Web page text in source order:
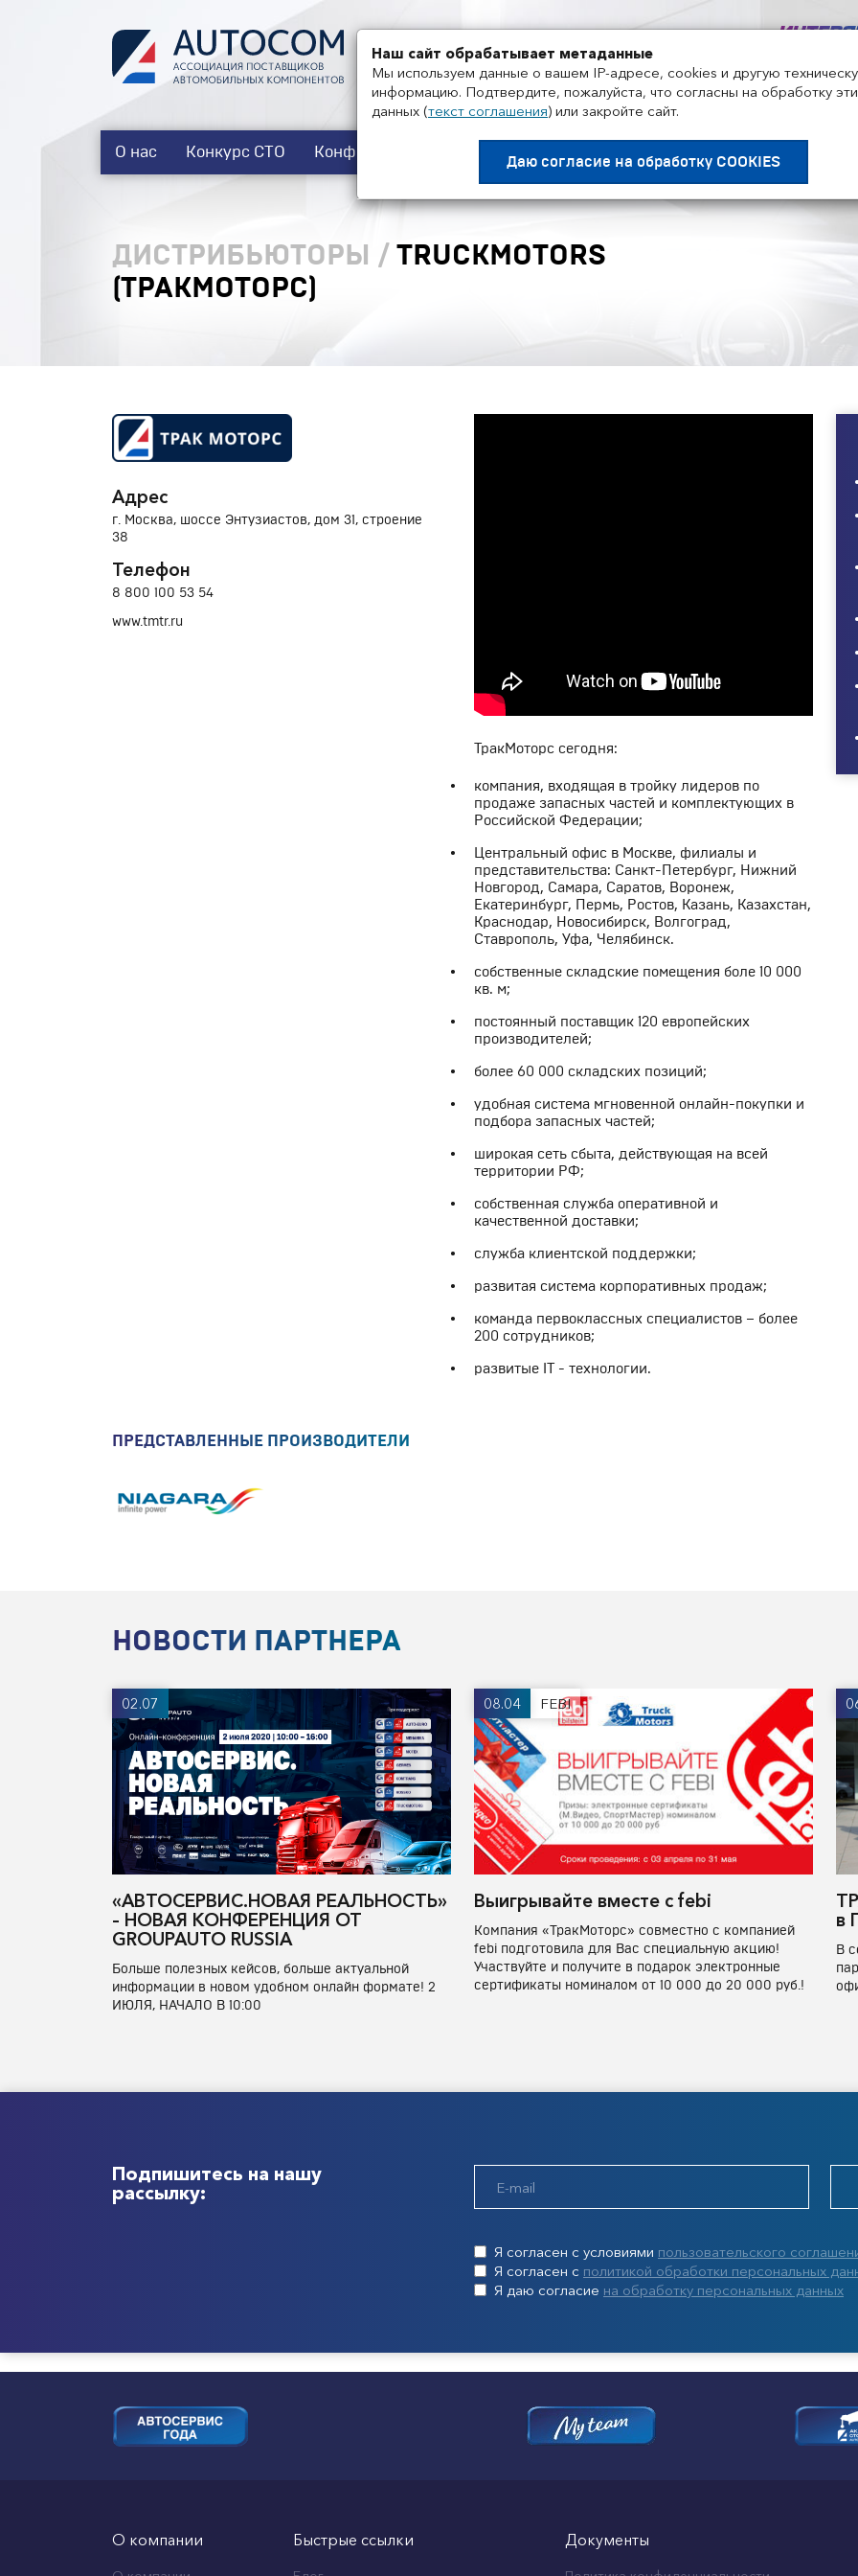
+7 495 858-52-99
О нас Конкурс СТО Конференции
ДИСТРИБЬЮТОРЫ / TRUCKMOTORS
(ТРАКМОТОРС)
Адрес
г. Москва, шоссе Энтузиастов, дом 31, строение
38
Телефон
8 800 100 53 54
www.tmtr.ru
ТракМоторс сегодня:
компания, входящая в тройку лидеров по
продаже запасных частей и комплектующих в
Российской Федерации;
Центральный офис в Москве, филиалы и
представительства: Санкт-Петербург, Нижний
Новгород, Самара, Саратов, Воронеж,
Екатеринбург, Пермь, Ростов, Казань, Казахстан,
Краснодар, Новосибирск, Волгоград,
Ставрополь, Уфа, Челябинск.
собственные складские помещения боле 10 000
кв. м;
постоянный поставщик 120 европейских
производителей;
более 60 000 складских позиций;
удобная система мгновенной онлайн-покупки и
подбора запасных частей;
широкая сеть сбыта, действующая на всей
территории РФ;
собственная служба оперативной и
качественной доставки;
служба клиентской поддержки;
развитая система корпоративных продаж;
команда первоклассных специалистов – более
200 сотрудников;
развитые IT - технологии.
ПРЕДСТАВЛЕННЫЕ ПРОИЗВОДИТЕЛИ
НОВОСТИ ПАРТНЕРА
02.07
«АВТОСЕРВИС.НОВАЯ РЕАЛЬНОСТЬ»
– НОВАЯ КОНФЕРЕНЦИЯ ОТ
GROUPAUTO RUSSIA
Больше полезных кейсов, больше актуальной
информации в новом удобном онлайн формате! 2
ИЮЛЯ, НАЧАЛО В 10:00
08.04 FEBI
Выигрывайте вместе с febi
Компания «ТракМоторс» совместно с компанией
febi подготовила для Вас специальную акцию!
Участвуйте и получите в подарок электронные
сертификаты номиналом от 10 000 до 20 000 руб.!
в
В
Подпишитесь на нашу
рассылку:
Я согласен с условиями пользовательского
Я согласен с политикой обработки персональных
Я даю согласие на обработку персональных данных
О компании Быстрые ссылки Документы
Наш сайт обрабатывает метаданные
Мы используем данные о вашем IP-адресе, cookies и другую
информацию. Подтвердите, пожалуйста, что согласны на обработку
данных (текст соглашения) или закройте сайт.
Даю согласие на обработку COOKIES